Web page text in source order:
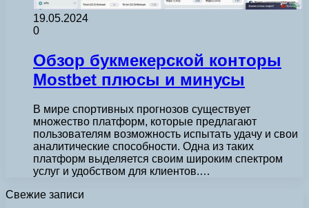
19.05.2024
0
Обзор букмекерской конторы
Mostbet плюсы и минусы
В мире спортивных прогнозов существует
множество платформ, которые предлагают
пользователям возможность испытать удачу и свои
аналитические способности. Одна из таких
платформ выделяется своим широким спектром
услуг и удобством для клиентов.…
Свежие записи